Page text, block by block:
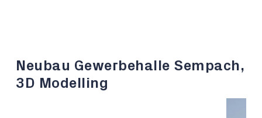
Neubau Gewerbehalle Sempach,
3D Modelling